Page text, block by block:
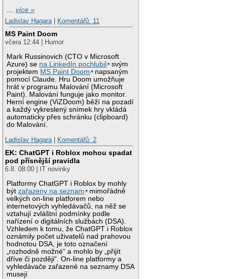
…více »
Ladislav Hagara
Komentářů: 11
MS Paint Doom
včera 12:44 | Humor
Mark Russinovich (CTO v Microsoft
Azure) se na LinkedIn pochlubil
svým
projektem MS Paint Doom
napsaným
pomocí Claude. Hru Doom umožňuje
hrát v programu Malování (Microsoft
Paint). Malování funguje jako monitor.
Herní engine (ViZDoom) běží na pozadí
a každý vykreslený snímek hry vkládá
automaticky přes schránku (clipboard)
do Malování.
Ladislav Hagara
Komentářů: 2
EK: ChatGPT i Roblox mohou spadat
pod přísnější pravidla
6.8. 08:00 | IT novinky
Platformy ChatGPT i Roblox by mohly
býtzařazeny na seznam
mimořádně
velkých on-line platforem nebo
internetových vyhledávačů, na něž se
vztahují zvláštní podmínky podle
nařízení o digitálních službách (DSA).
Vzhledem k tomu, že ChatGPT i Roblox
oznámily počet uživatelů nad prahovou
hodnotou DSA, je toto označení
„rozhodně možné“ a mohlo by „přijít
dříve či později“. On-line platformy a
vyhledávače zařazené na seznamy DSA
musejí